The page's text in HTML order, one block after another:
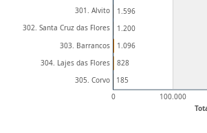
0 100.000
301. Alvito
302. Santa Cruz das Flores
303. Barrancos
304. Lajes das Flores
305. Corvo
1.596
1.200
1.096
828
185